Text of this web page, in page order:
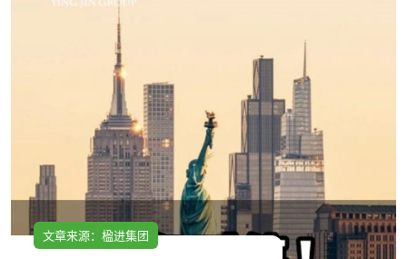
文章来源：楹进集团